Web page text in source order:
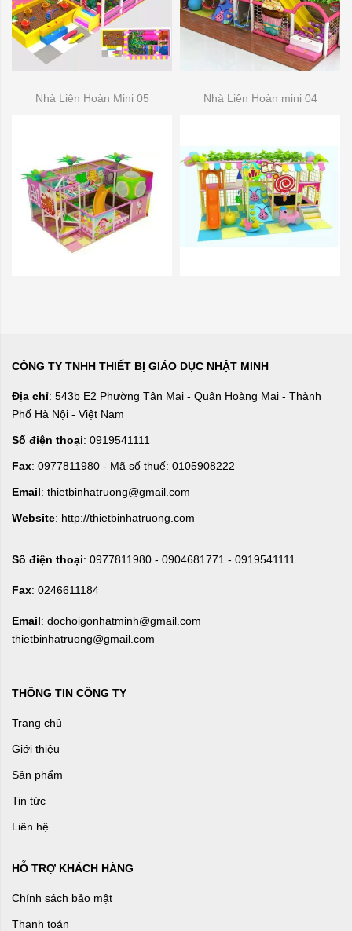
Nhà Liên Hoàn Mini 05 Nhà Liên Hoàn mini 04
CÔNG TY TNHH THIẾT BỊ GIÁO DỤC NHẬT MINH
Địa chỉ: 543b E2 Phường Tân Mai - Quận Hoàng Mai - Thành
Phố Hà Nội - Việt Nam
Số điện thoại: 0919541111
Fax: 0977811980 - Mã số thuế: 0105908222
Email: thietbinhatruong@gmail.com
Website: http://thietbinhatruong.com
Số điện thoại: 0977811980 - 0904681771 - 0919541111
Fax: 0246611184
Email: dochoigonhatminh@gmail.com
thietbinhatruong@gmail.com
THÔNG TIN CÔNG TY
Trang chủ
Giới thiệu
Sản phẩm
Tin tức
Liên hệ
HỖ TRỢ KHÁCH HÀNG
Chính sách bảo mật
Thanh toán